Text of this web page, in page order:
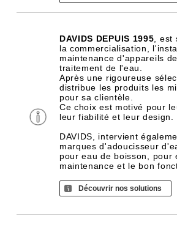
DAVIDS DEPUIS 1995 ,
la commercialisation,
maintenance d'appareils
traitement de l'eau.
Après une rigoureuse
distribue les produits les
pour sa clientèle.
Ce choix est motivé pour
leur fiabilité et leur design.
DAVIDS, intervient
marques d'adoucisseur
pour eau de boisson, pour
maintenance et le bon
Découvrir nos solutions